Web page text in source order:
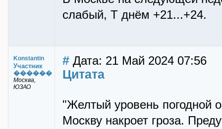
слабый, Т днём +21...+24.
Konstantin
Участник
������
Москва,
ЮЗАО
# Дата: 21 Май 2024 07:56
Цитата
"Желтый уровень погодной
Москву накроет гроза.